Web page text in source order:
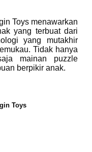
Toys menawarkan
yang terbuat dari
yang mutakhir
Tidak hanya
mainan puzzle
berpikir anak.
Toys